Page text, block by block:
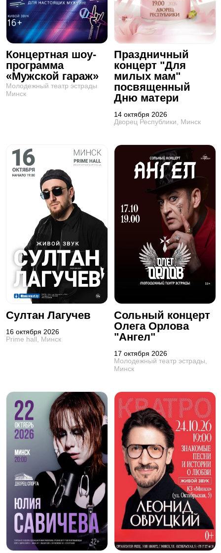
Концертная шоу-
программа
«Мужской гараж»
Молодежный театр эстрады
Минск
Праздничный
концерт "Для
милых мам"
посвященный
Дню матери
14 октября 2026
Дворец Республики, Минск
Султан Лагучев
16 октября 2026
Prime hall, Минск
Сольный концерт
Олега Орлова
"Ангел"
17 октября 2026
Молодежный театр эстрады,
Минск